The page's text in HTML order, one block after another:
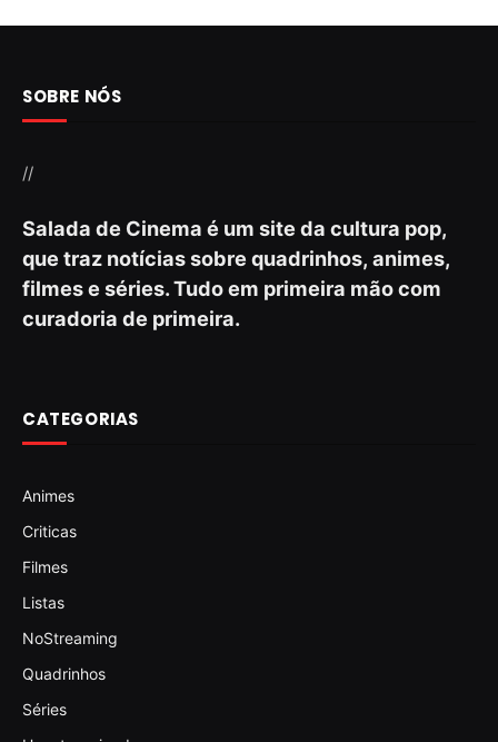
SOBRE NÓS
//
Salada de Cinema é um site da cultura pop,
que traz notícias sobre quadrinhos, animes,
filmes e séries. Tudo em primeira mão com
curadoria de primeira.
CATEGORIAS
Animes
Criticas
Filmes
Listas
NoStreaming
Quadrinhos
Séries